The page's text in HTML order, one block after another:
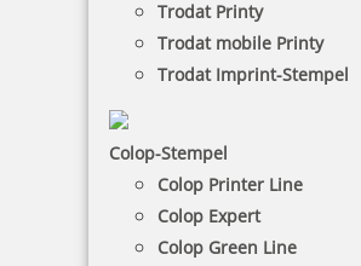
Trodat Printy
Trodat mobile Printy
Trodat Imprint-Stempel
Colop-Stempel
Colop Printer Line
Colop Expert
Colop Green Line
NACH WUNSCHSTEMPEL FILTERN
€+